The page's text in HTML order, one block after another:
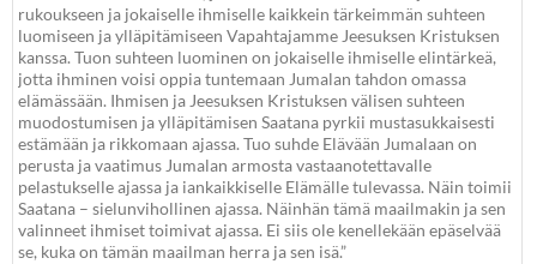
rukoukseen ja jokaiselle ihmiselle kaikkein tärkeimmän suhteen
luomiseen ja ylläpitämiseen Vapahtajamme Jeesuksen Kristuksen
kanssa. Tuon suhteen luominen on jokaiselle ihmiselle elintärkeä,
jotta ihminen voisi oppia tuntemaan Jumalan tahdon omassa
elämässään. Ihmisen ja Jeesuksen Kristuksen välisen suhteen
muodostumisen ja ylläpitämisen Saatana pyrkii mustasukkaisesti
estämään ja rikkomaan ajassa. Tuo suhde Elävään Jumalaan on
perusta ja vaatimus Jumalan armosta vastaanotettavalle
pelastukselle ajassa ja iankaikkiselle Elämälle tulevassa. Näin toimii
Saatana – sielunvihollinen ajassa. Näinhän tämä maailmakin ja sen
valinneet ihmiset toimivat ajassa. Ei siis ole kenellekään epäselvää
se, kuka on tämän maailman herra ja sen isä.”